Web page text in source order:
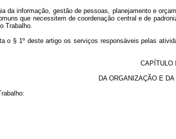
da informação, gestão de pessoas, planejamento e
que necessitem de coordenação central e de
Trabalho.
o § 1º deste artigo os serviços responsáveis pelas
CAPÍTULO II
DA ORGANIZAÇÃO E